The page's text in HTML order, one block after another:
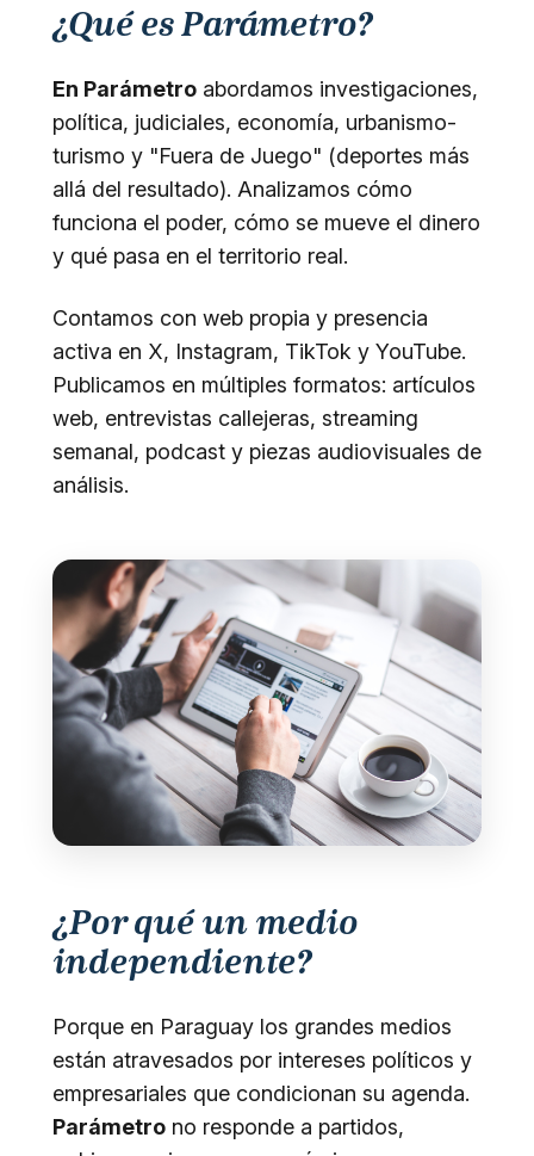
¿Qué es Parámetro?
En Parámetro abordamos investigaciones,
política, judiciales, economía, urbanismo-
turismo y "Fuera de Juego" (deportes más
allá del resultado). Analizamos cómo
funciona el poder, cómo se mueve el dinero
y qué pasa en el territorio real.
Contamos con web propia y presencia
activa en X, Instagram, TikTok y YouTube.
Publicamos en múltiples formatos: artículos
web, entrevistas callejeras, streaming
semanal, podcast y piezas audiovisuales de
análisis.
¿Por qué un medio
independiente?
Porque en Paraguay los grandes medios
están atravesados por intereses políticos y
empresariales que condicionan su agenda.
Parámetro no responde a partidos,